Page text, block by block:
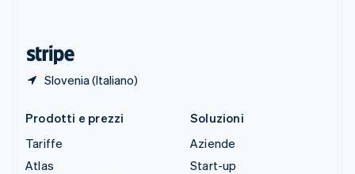
Slovenia (Italiano)
Prodotti e prezzi
Tariffe
Atlas
Soluzioni
Aziende
Start-up